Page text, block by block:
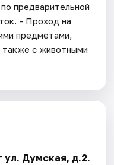
предварительной
- Проход на
предметами,
также с животными
ул. Думская, д.2.